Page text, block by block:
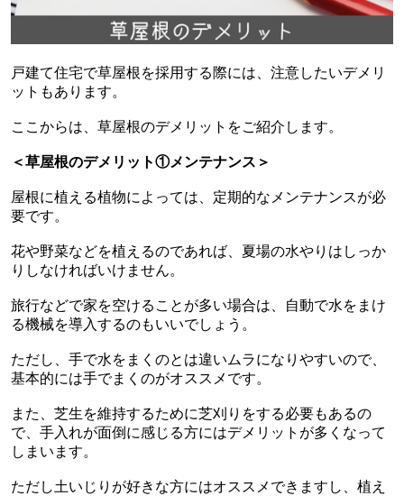
戸建て住宅で草屋根を採用する際には、注意したいデメリ
ットもあります。
ここからは、草屋根のデメリットをご紹介します。
＜草屋根のデメリット①メンテナンス＞
屋根に植える植物によっては、定期的なメンテナンスが必
要です。
花や野菜などを植えるのであれば、夏場の水やりはしっか
りしなければいけません。
旅行などで家を空けることが多い場合は、自動で水をまけ
る機械を導入するのもいいでしょう。
ただし、手で水をまくのとは違いムラになりやすいので、
基本的には手でまくのがオススメです。
また、芝生を維持するために芝刈りをする必要もあるの
で、手入れが面倒に感じる方にはデメリットが多くなって
しまいます。
ただし土いじりが好きな方にはオススメできますし、植え